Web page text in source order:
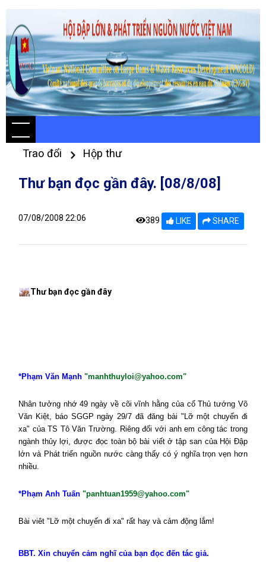
Trao đổi Hộp thư
Thư bạn đọc gần đây. [08/8/08]
07/08/2008 22:06 389 LIKE SHARE
Thư bạn đọc gần đây
*Phạm Văn Mạnh "manhthuyloi@yahoo.com"
Nhân tưởng nhớ 49 ngày về cõi vĩnh hằng của cố Thủ tướng Võ
Văn Kiệt, báo SGGP ngày 29/7 đã đăng bài "Lỡ một chuyến đi
xa" của TS Tô Văn Trường. Riêng đối với anh em công tác trong
ngành thủy lợi, được đọc toàn bộ bài viết ở tập san của Hội Đập
lớn và Phát triển nguồn nước càng thấy có ý nghĩa trọn vẹn hơn
nhiều.
*Phạm Anh Tuấn "panhtuan1959@yahoo.com"
Bài viêt "Lỡ một chuyến đi xa" rất hay và cảm động lắm!
BBT. Xin chuyển cảm nghĩ của bạn đọc đến tác giả.